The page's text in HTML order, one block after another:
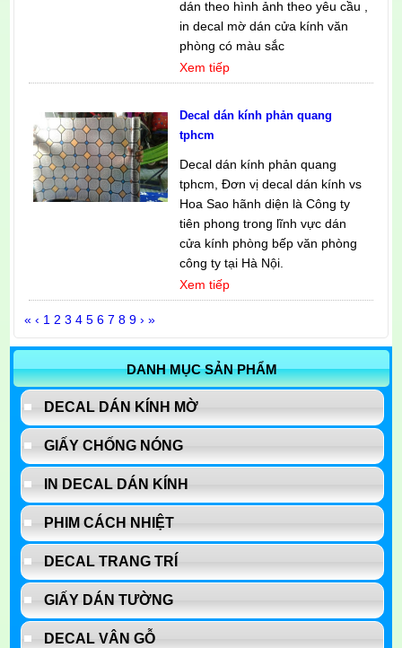
dán theo hình ảnh theo yêu cầu ,
in decal mờ dán cửa kính văn
phòng có màu sắc
Xem tiếp
Decal dán kính phản quang
tphcm
Decal dán kính phản quang
tphcm, Đơn vị decal dán kính vs
Hoa Sao hãnh diện là Công ty
tiên phong trong lĩnh vực dán
cửa kính phòng bếp văn phòng
công ty tại Hà Nội.
Xem tiếp
« ‹ 1 2 3 4 5 6 7 8 9 › »
DANH MỤC SẢN PHẨM
DECAL DÁN KÍNH MỜ
GIẤY CHỐNG NÓNG
IN DECAL DÁN KÍNH
PHIM CÁCH NHIỆT
DECAL TRANG TRÍ
GIẤY DÁN TƯỜNG
DECAL VÂN GỖ